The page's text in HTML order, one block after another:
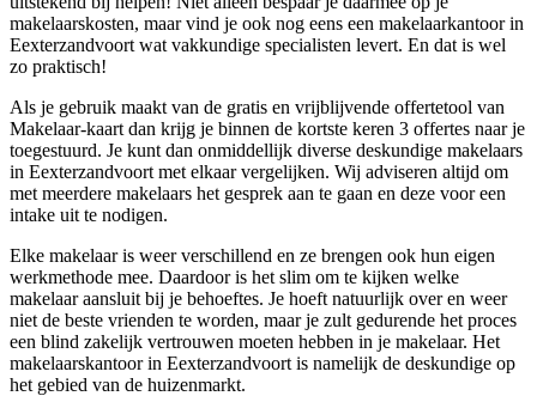
makelaarskosten, maar vind je ook nog eens een makelaarkantoor in
Eexterzandvoort wat vakkundige specialisten levert. En dat is wel
zo praktisch!
Als je gebruik maakt van de gratis en vrijblijvende offertetool van
Makelaar-kaart dan krijg je binnen de kortste keren 3 offertes naar je
toegestuurd. Je kunt dan onmiddellijk diverse deskundige makelaars
in Eexterzandvoort met elkaar vergelijken. Wij adviseren altijd om
met meerdere makelaars het gesprek aan te gaan en deze voor een
intake uit te nodigen.
Elke makelaar is weer verschillend en ze brengen ook hun eigen
werkmethode mee. Daardoor is het slim om te kijken welke
makelaar aansluit bij je behoeftes. Je hoeft natuurlijk over en weer
niet de beste vrienden te worden, maar je zult gedurende het proces
een blind zakelijk vertrouwen moeten hebben in je makelaar. Het
makelaarskantoor in Eexterzandvoort is namelijk de deskundige op
het gebied van de huizenmarkt.